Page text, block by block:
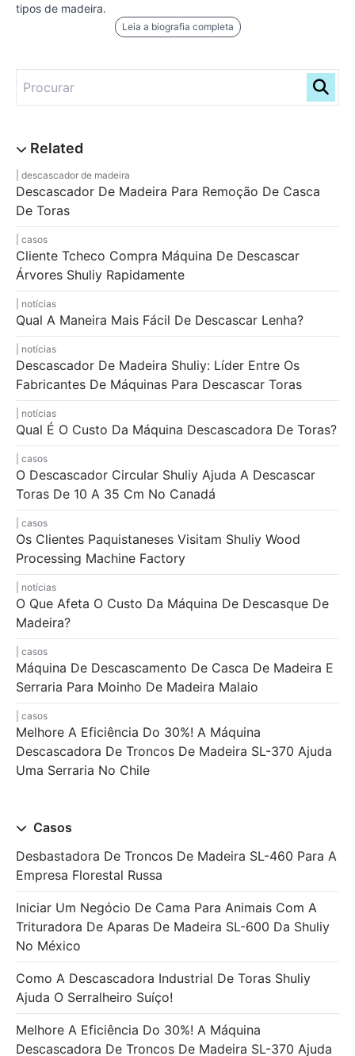
tipos de madeira.
Leia a biografia completa
descascador de madeira
Descascador De Madeira Para Remoção De Casca
De Toras
casos
Cliente Tcheco Compra Máquina De Descascar
Árvores Shuliy Rapidamente
notícias
Qual A Maneira Mais Fácil De Descascar Lenha?
notícias
Descascador De Madeira Shuliy: Líder Entre Os
Fabricantes De Máquinas Para Descascar Toras
notícias
Qual É O Custo Da Máquina Descascadora De Toras?
casos
O Descascador Circular Shuliy Ajuda A Descascar
Toras De 10 A 35 Cm No Canadá
casos
Os Clientes Paquistaneses Visitam Shuliy Wood
Processing Machine Factory
notícias
O Que Afeta O Custo Da Máquina De Descasque De
Madeira?
casos
Máquina De Descascamento De Casca De Madeira E
Serraria Para Moinho De Madeira Malaio
casos
Melhore A Eficiência Do 30%! A Máquina
Descascadora De Troncos De Madeira SL-370 Ajuda
Uma Serraria No Chile
Casos
Desbastadora De Troncos De Madeira SL-460 Para A
Empresa Florestal Russa
Iniciar Um Negócio De Cama Para Animais Com A
Trituradora De Aparas De Madeira SL-600 Da Shuliy
No México
Como A Descascadora Industrial De Toras Shuliy
Ajuda O Serralheiro Suíço!
Melhore A Eficiência Do 30%! A Máquina
Descascadora De Troncos De Madeira SL-370 Ajuda